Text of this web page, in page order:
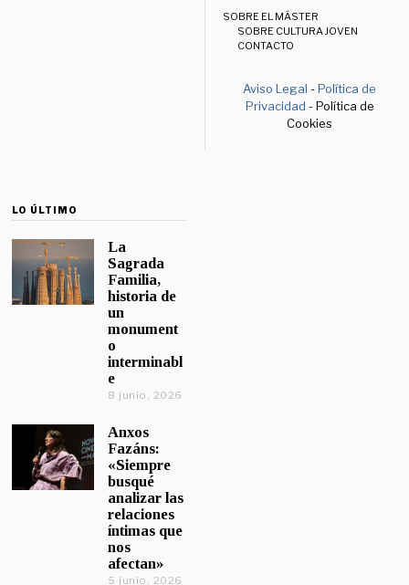
SOBRE EL MÁSTER
SOBRE CULTURA JOVEN
CONTACTO
Aviso Legal -Política de
Privacidad - Política de
Cookies
LO ÚLTIMO
La
Sagrada
Familia,
historia de
un
monument
o
interminabl
e
8 junio, 2026
Anxos
Fazáns:
«Siempre
busqué
analizar las
relaciones
íntimas que
nos
afectan»
5 junio, 2026